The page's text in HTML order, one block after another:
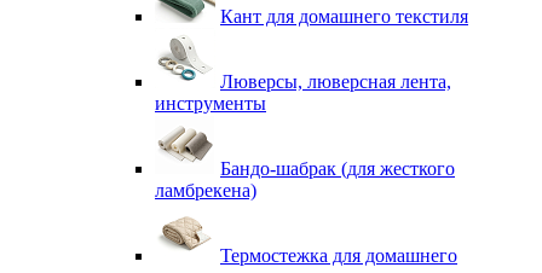
Кант для домашнего текстиля
Люверсы, люверсная лента,
инструменты
Бандо-шабрак (для жесткого
ламбрекена)
Термостежка для домашнего